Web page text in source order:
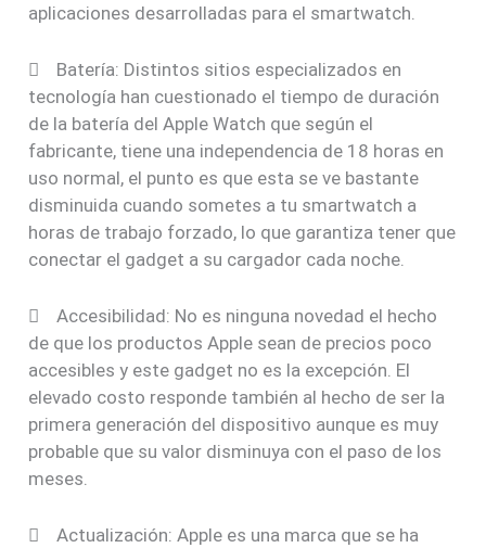
aplicaciones desarrolladas para el smartwatch.
 Batería: Distintos sitios especializados en
tecnología han cuestionado el tiempo de duración
de la batería del Apple Watch que según el
fabricante, tiene una independencia de 18 horas en
uso normal, el punto es que esta se ve bastante
disminuida cuando sometes a tu smartwatch a
horas de trabajo forzado, lo que garantiza tener que
conectar el gadget a su cargador cada noche.
 Accesibilidad: No es ninguna novedad el hecho
de que los productos Apple sean de precios poco
accesibles y este gadget no es la excepción. El
elevado costo responde también al hecho de ser la
primera generación del dispositivo aunque es muy
probable que su valor disminuya con el paso de los
meses.
 Actualización: Apple es una marca que se ha